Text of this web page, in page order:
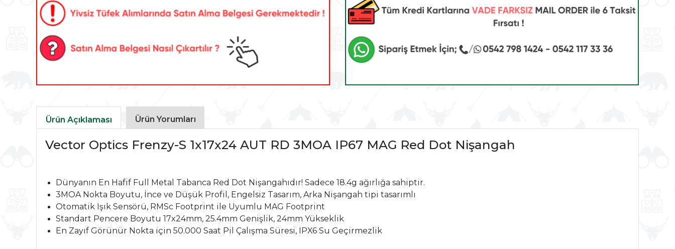
Ürün Açıklaması Ürün Yorumları
Vector Optics Frenzy-S 1x17x24 AUT RD 3MOA IP67 MAG Red Dot Nişangah
Dünyanın En Hafif Full Metal Tabanca Red Dot Nişangahıdır! Sadece 18.4g ağırlığa sahiptir.
3MOA Nokta Boyutu, İnce ve Düşük Profil, Engelsiz Tasarım, Arka Nişangah tipi tasarımlı
Otomatik Işık Sensörü, RMSc Footprint ile Uyumlu MAG Footprint
Standart Pencere Boyutu 17x24mm, 25.4mm Genişlik, 24mm Yükseklik
En Zayıf Görünür Nokta için 50.000 Saat Pil Çalışma Süresi, IPX6 Su Geçirmezlik